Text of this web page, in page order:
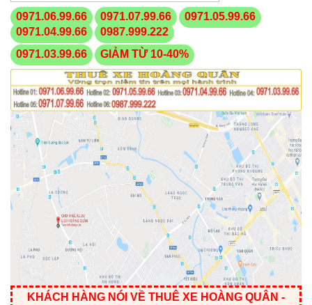
0971.06.99.66 0971.07.99.66
0971.05.99.66
0971.04.99.66
0987.999.222
0971.03.99.66
GIẢM TỪ 10-40%
KHÁCH HÀNG NÓI VỀ THUÊ XE HOÀNG QUÂN -